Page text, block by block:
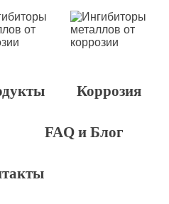
Коррозия
FAQ и Блог